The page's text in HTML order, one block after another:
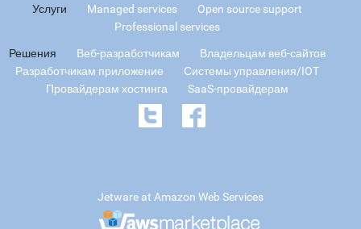
Услуги Managed services
Open source support
Professional services
Решения Веб-разработчикам
Владельцам веб-сайтов
Разработчикам приложение
Системы управления/IOT
Провайдерам хостинга
SaaS-провайдерам
Jetware at Amazon Web Services